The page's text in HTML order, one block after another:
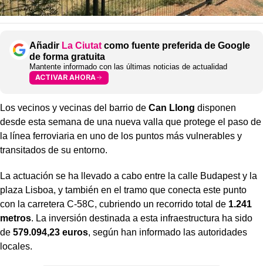
Añadir La Ciutat como fuente preferida de Google
de forma gratuita
Mantente informado con las últimas noticias de actualidad
ACTIVAR AHORA
Los vecinos y vecinas del barrio de Can Llong disponen
desde esta semana de una nueva valla que protege el paso de
la línea ferroviaria en uno de los puntos más vulnerables y
transitados de su entorno.
La actuación se ha llevado a cabo entre la calle Budapest y la
plaza Lisboa, y también en el tramo que conecta este punto
con la carretera C-58C, cubriendo un recorrido total de 1.241
metros. La inversión destinada a esta infraestructura ha sido
de 579.094,23 euros, según han informado las autoridades
locales.